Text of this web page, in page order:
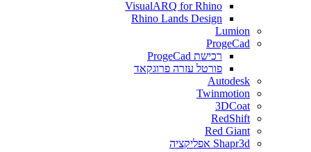
VisualARQ for Rhino
Rhino Lands Design
Lumion
ProgeCad
רכישת ProgeCad
פורטל עזרה פרוגקאד
Autodesk
Twinmotion
3DCoat
RedShift
Red Giant
Shapr3d אפליקציה